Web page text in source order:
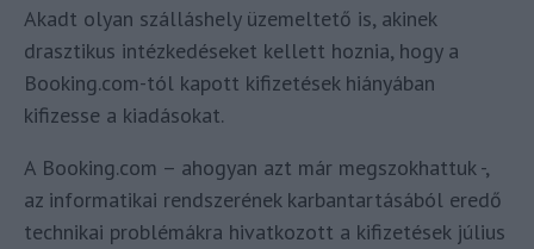
Akadt olyan szálláshely üzemeltető is, akinek
drasztikus intézkedéseket kellett hoznia, hogy a
Booking.com-tól kapott kifizetések hiányában
kifizesse a kiadásokat.
A Booking.com – ahogyan azt már megszokhattuk -,
az informatikai rendszerének karbantartásából eredő
technikai problémákra hivatkozott a kifizetések július